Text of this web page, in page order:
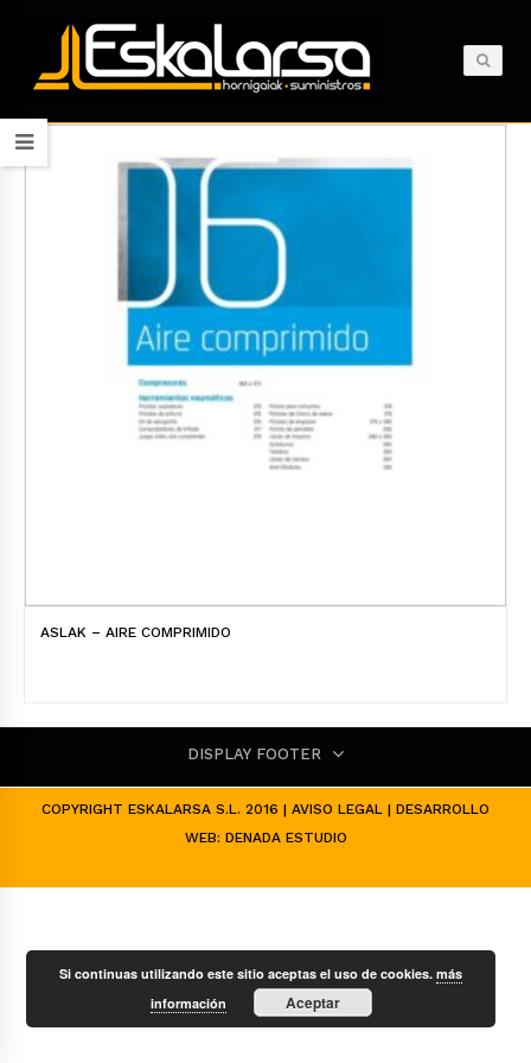
ASLAK – AIRE COMPRIMIDO
DISPLAY FOOTER
COPYRIGHT ESKALARSA S.L. 2016 | AVISO LEGAL | DESARROLLO
WEB: DENADA ESTUDIO
Si continuas utilizando este sitio aceptas el uso de cookies.más
información
Aceptar